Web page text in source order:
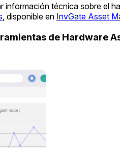
técnica sobre el
, disponible en InvGate Asset
de Hardware